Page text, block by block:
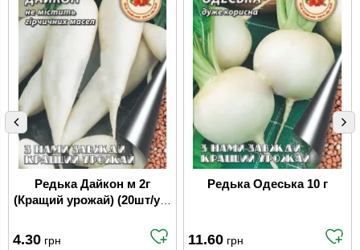
Редька Дайкон м 2г
(Кращий урожай) (20шт/уп)
4.30 грн
Редька Одеська 10 г
11.60 грн